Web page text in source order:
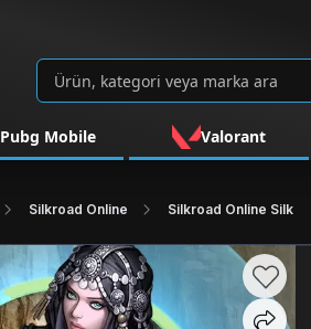
Pubg Mobile Valorant
Silkroad Online Silkroad Online Silk